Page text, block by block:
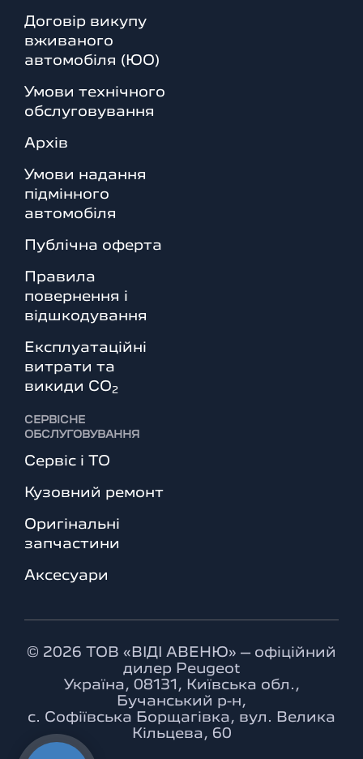
Договір викупу
вживаного
автомобіля (ЮО)
Умови технічного
обслуговування
Архів
Умови надання
підмінного
автомобіля
Публічна оферта
Правила
повернення і
відшкодування
Експлуатаційні
витрати та
викиди СО2
СЕРВІСНЕ
ОБСЛУГОВУВАННЯ
Сервіс і ТО
Кузовний ремонт
Оригінальні
запчастини
Аксесуари
© 2026 ТОВ «ВІДІ АВЕНЮ» – офіційний
дилер Peugeot
Україна, 08131, Київська обл.,
Бучанський р-н,
с. Софіївська Борщагівка, вул. Велика
Кільцева, 60